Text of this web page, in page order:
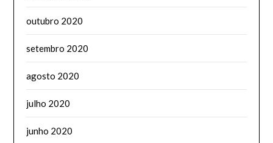
outubro 2020
setembro 2020
agosto 2020
julho 2020
junho 2020